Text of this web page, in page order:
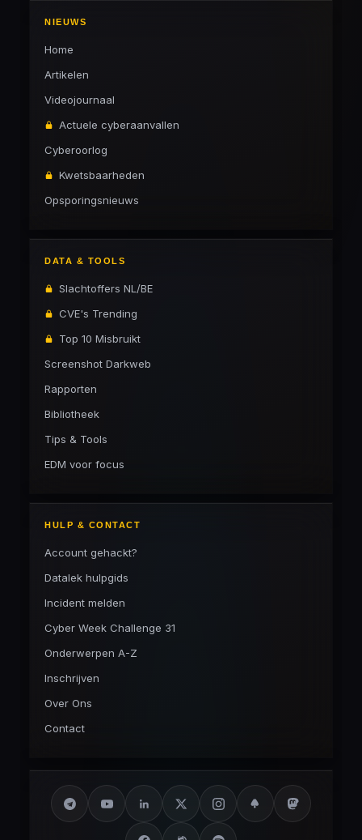
NIEUWS
Home
Artikelen
Videojournaal
Actuele cyberaanvallen
Cyberoorlog
Kwetsbaarheden
Opsporingsnieuws
DATA & TOOLS
Slachtoffers NL/BE
CVE's Trending
Top 10 Misbruikt
Screenshot Darkweb
Rapporten
Bibliotheek
Tips & Tools
EDM voor focus
HULP & CONTACT
Account gehackt?
Datalek hulpgids
Incident melden
Cyber Week Challenge 31
Onderwerpen A-Z
Inschrijven
Over Ons
Contact